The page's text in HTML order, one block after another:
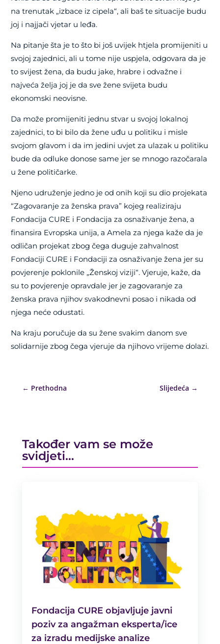
na trenutak „izbace iz cipela“, ali baš te situacije budu
joj i najjači vjetar u leđa.
Na pitanje šta je to što bi još uvijek htjela promijeniti u
svojoj zajednici, ali u tome nije uspjela, odgovara da je
to svijest žena, da budu jake, hrabre i odvažne i
najveća želja joj je da sve žene svijeta budu
ekonomski neovisne.
Da može promijeniti jednu stvar u svojoj lokalnoj
zajednici, to bi bilo da žene uđu u politiku i misle
svojom glavom i da im jedini uvjet za ulazak u politiku
bude da odluke donose same jer se mnogo razočarala
u žene političarke.
Njeno udruženje jedno je od onih koji su dio projekata
“Zagovaranje za ženska prava” kojeg realiziraju
Fondacija CURE i Fondacija za osnaživanje žena, a
finansira Evropska unija, a Amela za njega kaže da je
odličan projekat zbog čega duguje zahvalnost
Fondaciji CURE i Fondaciji za osnaživanje žena jer su
povjerenje poklonile „Ženskoj viziji“. Vjeruje, kaže, da
su to povjerenje opravdale jer je zagovaranje za
ženska prava njihov svakodnevni posao i nikada od
njega neće odustati.
Na kraju poručuje da su žene svakim danom sve
solidarnije zbog čega vjeruje da njihovo vrijeme dolazi.
← Prethodna Slijedeća →
Također vam se može
svidjeti…
Fondacija CURE objavljuje javni
poziv za angažman eksperta/ice
za izradu medijske analize